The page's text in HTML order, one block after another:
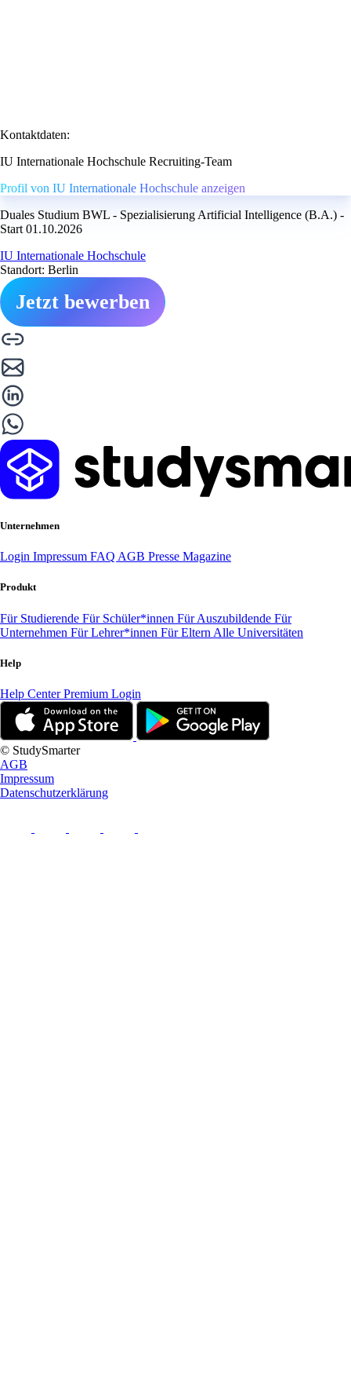
Kontaktdaten:
IU Internationale Hochschule Recruiting-Team
Profil von IU Internationale Hochschule anzeigen
Duales Studium BWL - Spezialisierung Artificial Intelligence (B.A.) -
Start 01.10.2026
IU Internationale Hochschule
Standort: Berlin
Jetzt bewerben
Unternehmen
Login Impressum FAQ AGB Presse Magazine
Produkt
Für Studierende Für Schüler*innen Für Auszubildende Für
Unternehmen Für Lehrer*innen Für Eltern Alle Universitäten
Help
Help CenterPremium Login
© StudySmarter
AGB
Impressum
Datenschutzerklärung